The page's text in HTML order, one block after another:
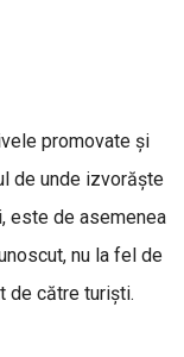
promovate și
de unde izvorăște
este de asemenea
nu la fel de
de către turiști.